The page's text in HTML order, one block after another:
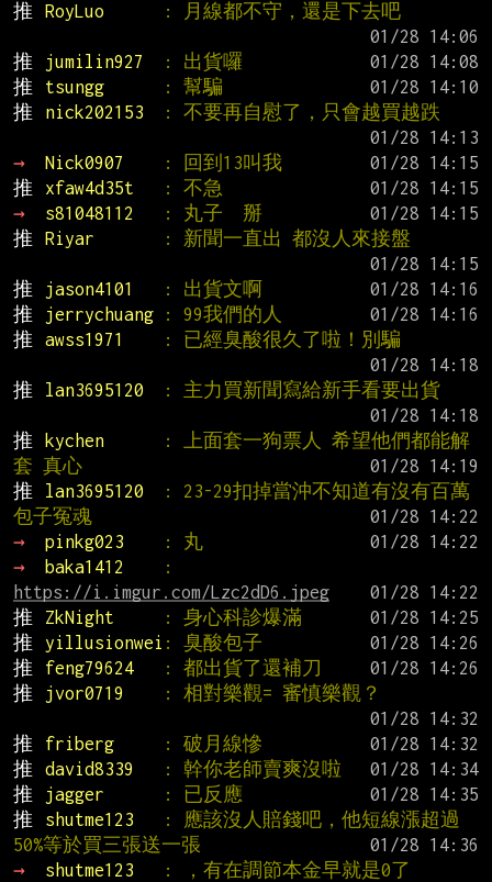
推
RoyLuo
: 月線都不守，還是下去吧
推
jumilin927 : 出貨囉
推
tsungg : 幫騙
推
nick202153
: 不要再自慰了，只會越買越跌
→
Nick0907 : 回到13叫我
推
xfaw4d35t : 不急
→
s81048112 : 丸子  掰
推
Riyar
: 新聞一直出 都沒人來接盤
推
jason4101 : 出貨文啊
推
jerrychuang : 99我們的人
推
awss1971
: 已經臭酸很久了啦！別騙
推
lan3695120
: 主力買新聞寫給新手看要出貨
推
kychen
: 上面套一狗票人 希望他們都能解
套 真心
推
lan3695120
: 23-29扣掉當沖不知道有沒有百萬
包子冤魂
→
pinkg023 : 丸
→
baka1412
https://i.imgur.com/Lzc2dD6.jpeg
推
ZkNight : 身心科診爆滿
推
yillusionwei : 臭酸包子
推
feng79624 : 都出貨了還補刀
推
jvor0719
: 相對樂觀= 審慎樂觀？
推
friberg : 破月線慘
推
david8339 : 幹你老師賣爽沒啦
推
jagger : 已反應
推
shutme123
: 應該沒人賠錢吧，他短線漲超過
50%等於買三張送一張
→
shutme123
: ，有在調節本金早就是0了